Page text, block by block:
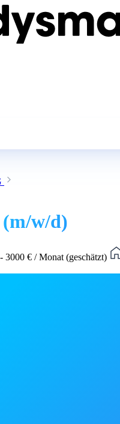
w/d)
3000 € / Monat (geschätzt)